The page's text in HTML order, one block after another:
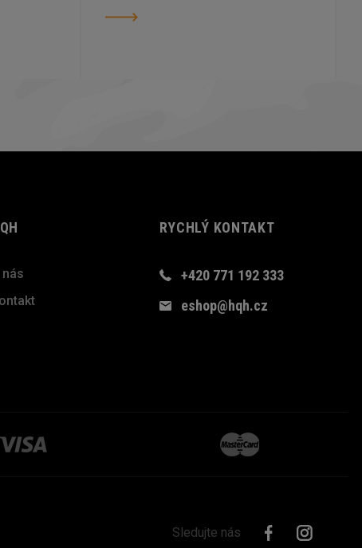
nás
RYCHLÝ KONTAKT
+420 771 192 333
eshop@hqh.cz
Sledujte nás